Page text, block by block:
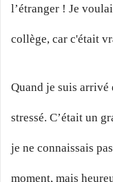
l’étranger ! Je
collège, car c'était
Quand je suis arrivé
stressé. C’était un
je ne connaissais
moment, mais